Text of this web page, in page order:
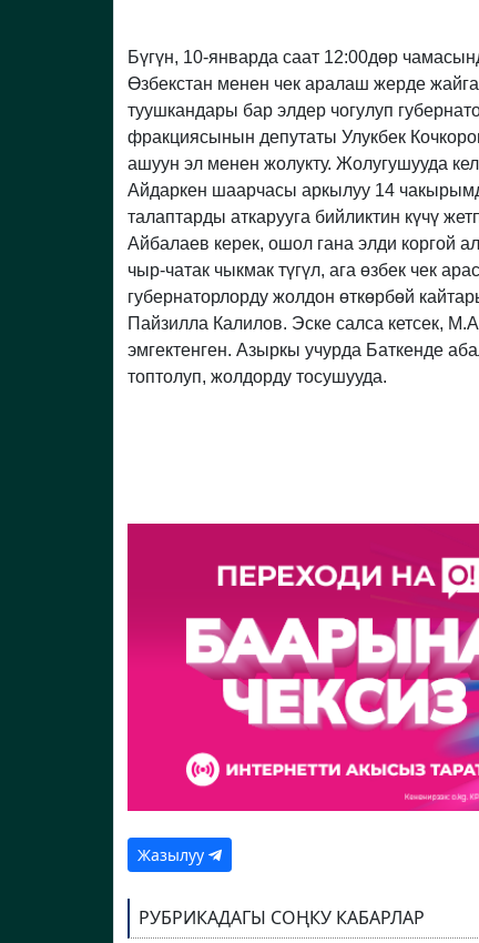
Бүгүн, 10-январда саат 12:00дөр
Өзбекстан менен чек аралаш жерде
туушкандары бар элдер чогулуп
фракциясынын депутаты Улукбек
ашуун эл менен жолукту. Жолугушууда
Айдаркен шаарчасы аркылуу 14
талаптарды аткарууга бийликтин күчү
Айбалаев керек, ошол гана элди коргой
чыр-чатак чыкмак түгүл, ага өзбек чек
губернаторлорду жолдон өткөрбөй
Пайзилла Калилов. Эске салса кетсек,
эмгектенген. Азыркы учурда Баткенде
топтолуп, жолдорду тосушууда.
Жазылуу
РУБРИКАДАГЫ СОҢКУ КАБАРЛАР